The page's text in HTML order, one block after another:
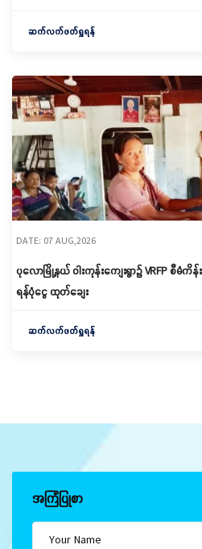
ဆက်လက်ဖတ်ရှုရန်
DATE: 07 AUG,2026
ပုလောမြို့နယ် ဝါးကုန်းကျေးရွာ၌ ‌VRFP စီမံကိန်း
ရန်ပုံငွေ ထုတ်ချေး
ဆက်လက်ဖတ်ရှုရန်
အကြံပြုစာ